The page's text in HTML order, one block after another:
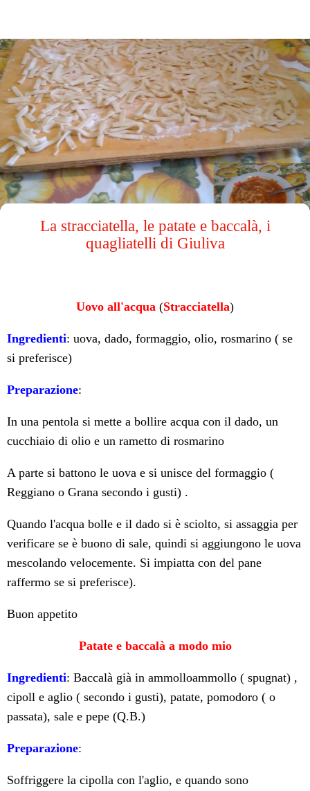
La stracciatella, le patate e baccalà, i
quagliatelli di Giuliva
Uovo all'acqua (Stracciatella)
Ingredienti: uova, dado, formaggio, olio, rosmarino ( se
si preferisce)
Preparazione:
In una pentola si mette a bollire acqua con il dado, un
cucchiaio di olio e un rametto di rosmarino
A parte si battono le uova e si unisce del formaggio (
Reggiano o Grana secondo i gusti) .
Quando l'acqua bolle e il dado si è sciolto, si assaggia per
verificare se è buono di sale, quindi si aggiungono le uova
mescolando velocemente. Si impiatta con del pane
raffermo se si preferisce).
Buon appetito
Patate e baccalà a modo mio
Ingredienti: Baccalà già in ammolloammollo ( spugnat) ,
cipoll e aglio ( secondo i gusti), patate, pomodoro ( o
passata), sale e pepe (Q.B.)
Preparazione:
Soffriggere la cipolla con l'aglio, e quando sono